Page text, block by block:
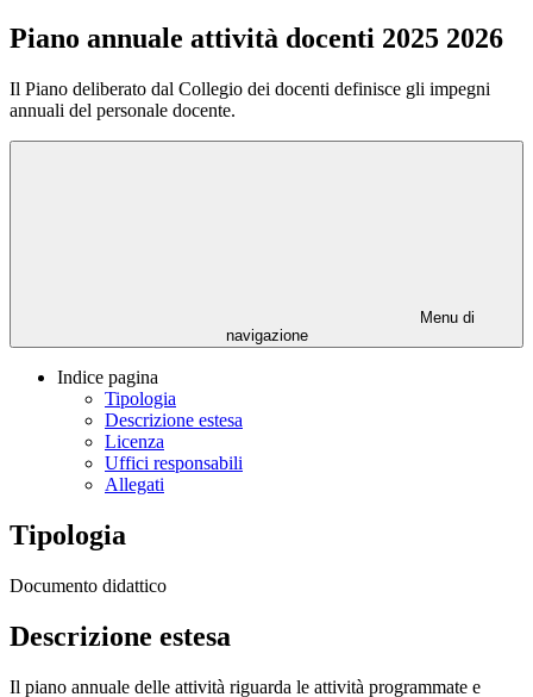
Piano annuale attività docenti 2025 2026
Il Piano deliberato dal Collegio dei docenti definisce gli impegni
annuali del personale docente.
Menu di
navigazione
Indice pagina
Tipologia
Descrizione estesa
Licenza
Uffici responsabili
Allegati
Tipologia
Documento didattico
Descrizione estesa
Il piano annuale delle attività riguarda le attività programmate e